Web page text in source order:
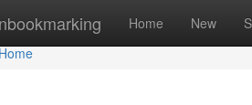
Home New
Home
Home